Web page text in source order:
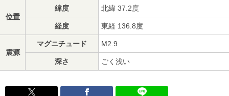
位置
緯度 北緯 37.2度
経度 東経 136.8度
震源
マグニチュード M2.9
深さ ごく浅い